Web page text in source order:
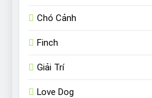
Chó Cảnh
Finch
Giải Trí
Love Dog